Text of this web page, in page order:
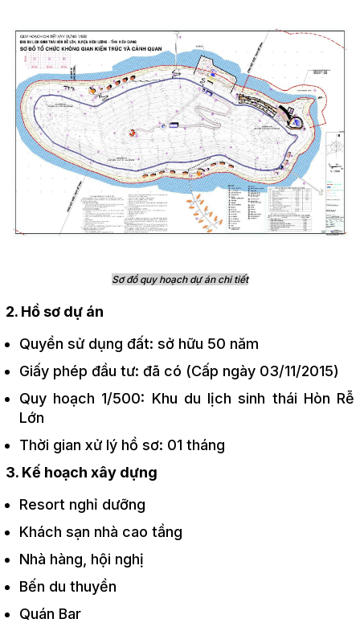
Sơ đồ quy hoạch dự án chi tiết
2. Hồ sơ dự án
Quyền sử dụng đất: sở hữu 50 năm
Giấy phép đầu tư: đã có (Cấp ngày 03/11/2015)
Quy hoạch 1/500: Khu du lịch sinh thái Hòn Rễ
Lớn
Thời gian xử lý hồ sơ: 01 tháng
3. Kế hoạch xây dựng
Resort nghỉ dưỡng
Khách sạn nhà cao tầng
Nhà hàng, hội nghị
Bến du thuyền
Quán Bar